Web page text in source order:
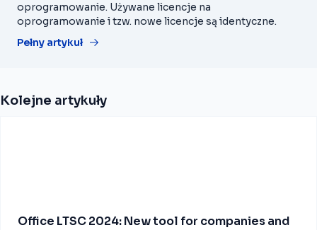
oprogramowanie. Używane licencje na
oprogramowanie i tzw. nowe licencje są identyczne.
Pełny artykuł
Kolejne artykuły
Office LTSC 2024: New tool for companies and